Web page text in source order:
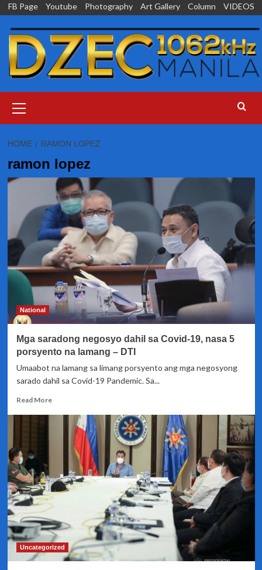
Skip
content
FB Page Youtube Photography Art Gallery Column VIDEOS
Menu
HOME RAMON LOPEZ
ramon lopez
National
Mga saradong negosyo dahil sa Covid-19, nasa 5
porsyento na lamang – DTI
Umaabot na lamang sa limang porsyento ang mga negosyong
sarado dahil sa Covid-19 Pandemic. Sa...
Read MoreRead
saradong
negosyo
sa
Covid-
19,
nasa
5
porsyento
na
lamang
Uncategorized